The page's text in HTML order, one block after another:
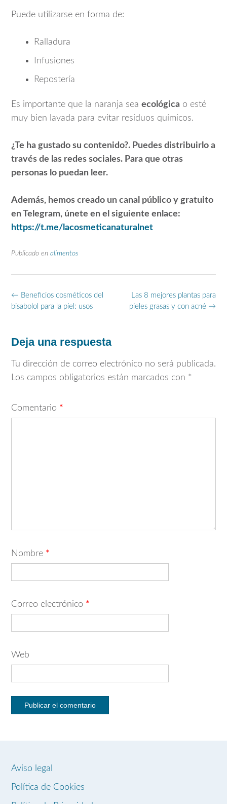
Puede utilizarse en forma de:
Ralladura
Infusiones
Repostería
Es importante que la naranja sea ecológica o esté
muy bien lavada para evitar residuos químicos.
¿Te ha gustado su contenido?. Puedes distribuirlo a
través de las redes sociales. Para que otras
personas lo puedan leer.
Además, hemos creado un canal público y gratuito
en Telegram, únete en el siguiente enlace:
https://t.me/lacosmeticanaturalnet
Publicado en alimentos
Navegación
de
Las 8 mejores plantas para
pieles grasas y con acné →
← Beneficios cosméticos del
bisabolol para la piel: usos
Deja una respuesta
Tu dirección de correo electrónico no será publicada.
Los campos obligatorios están marcados con *
Comentario *
Nombre *
Correo electrónico *
Web
Aviso legal
Política de Cookies